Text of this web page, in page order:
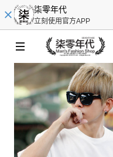
柒零年代
立刻使用官方APP